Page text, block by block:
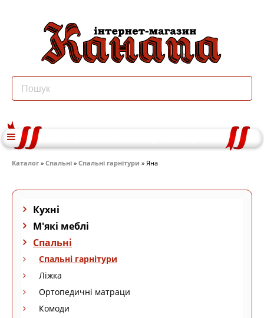
Каталог » Спальні » Спальні гарнітури » Яна
Кухні
М'які меблі
Спальні
Спальні гарнітури
Ліжка
Ортопедичні матраци
Комоди